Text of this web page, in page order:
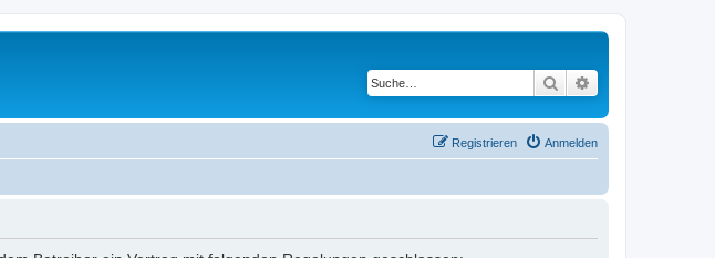
Suche
Anmelden
Registrieren